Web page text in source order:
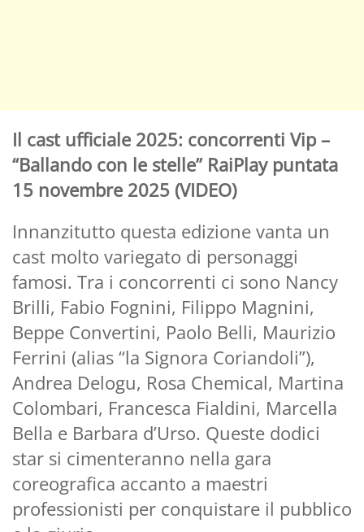
Il cast ufficiale 2025: concorrenti Vip –
“Ballando con le stelle” RaiPlay puntata
15 novembre 2025 (VIDEO)
Innanzitutto questa edizione vanta un
cast molto variegato di personaggi
famosi. Tra i concorrenti ci sono Nancy
Brilli, Fabio Fognini, Filippo Magnini,
Beppe Convertini, Paolo Belli, Maurizio
Ferrini (alias “la Signora Coriandoli”),
Andrea Delogu, Rosa Chemical, Martina
Colombari, Francesca Fialdini, Marcella
Bella e Barbara d’Urso. Queste dodici
star si cimenteranno nella gara
coreografica accanto a maestri
professionisti per conquistare il pubblico